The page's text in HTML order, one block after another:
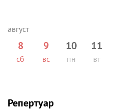
8
сб
9
вс
10
пн
11
вт
Репертуар